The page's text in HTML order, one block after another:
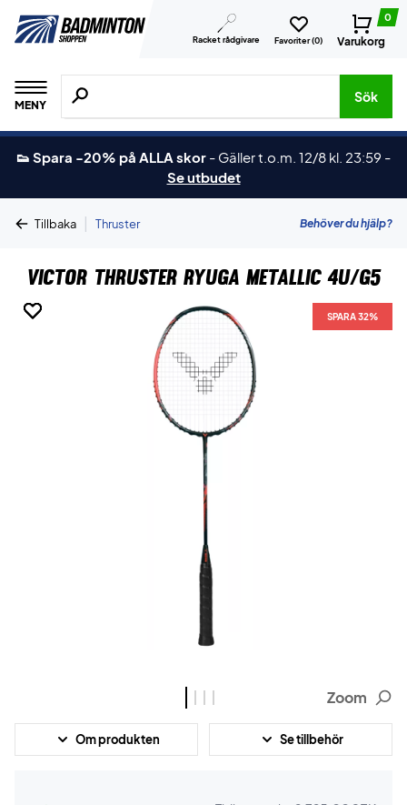
Racket rådgivare Favoriter (0)
0
Varukorg
MENY
Sök efter produkter, märken osv.
Sök
👟 Spara -20% på ALLA skor - Gäller t.o.m. 12/8 kl. 23:59 -
Se utbudet
Tillbaka | Thruster Behöver du hjälp?
Victor Thruster Ryuga Metallic 4U/G5
SPARA 32%
SPARA 32%
SPARA 32%
SPARA 32%
Zoom
Om produkten Se tillbehör